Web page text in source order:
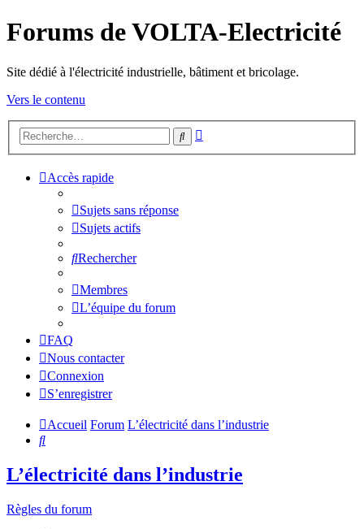
Forums de VOLTA-Electricité
Site dédié à l'électricité industrielle, bâtiment et bricolage.
Vers le contenu
Rechercher
Accès rapide
Sujets sans réponse
Sujets actifs
Rechercher
Membres
L’équipe du forum
FAQ
Nous contacter
Connexion
S’enregistrer
Accueil Forum L’électricité dans l’industrie
Rechercher
L’électricité dans l’industrie
Règles du forum